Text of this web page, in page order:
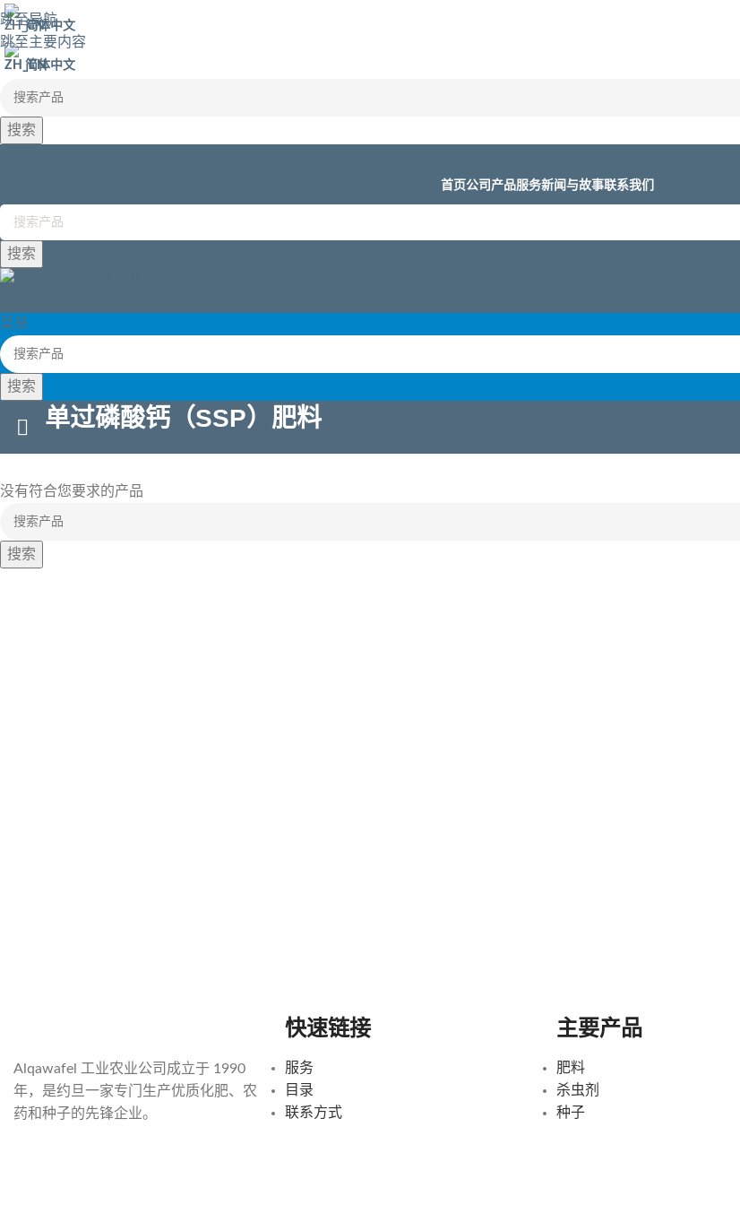
跳至导航
跳至主要内容
简体中文
简体中文
搜索
首页公司 产品服务新闻与故事联系我们
搜索
菜单
搜索
单过磷酸钙（SSP）肥料
没有符合您要求的产品
搜索
Alqawafel 工业农业公司成立于 1990
年，是约旦一家专门生产优质化肥、农
药和种子的先锋企业。
快速链接
服务
目录
联系方式
主要产品
肥料
杀虫剂
种子